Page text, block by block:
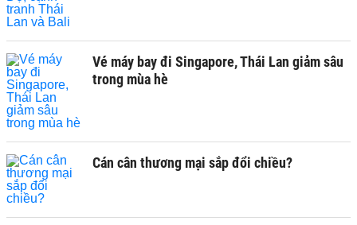
Vé máy bay đi Singapore, Thái Lan giảm sâu
trong mùa hè
Cán cân thương mại sắp đổi chiều?